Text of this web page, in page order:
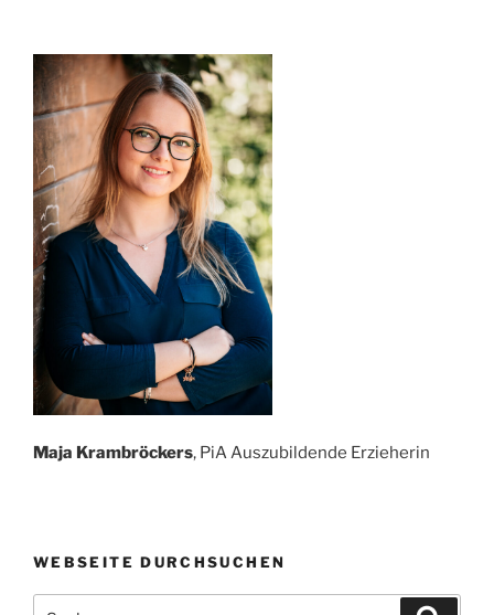
Maja Krambröckers, PiA Auszubildende Erzieherin
WEBSEITE DURCHSUCHEN